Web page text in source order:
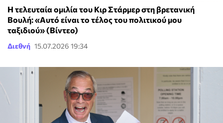
Η τελευταία ομιλία του Κιρ Στάρμερ στη βρετανική
Βουλή: «Αυτό είναι το τέλος του πολιτικού μου
ταξιδιού» (Βίντεο)
Διεθνή 15.07.2026 19:34